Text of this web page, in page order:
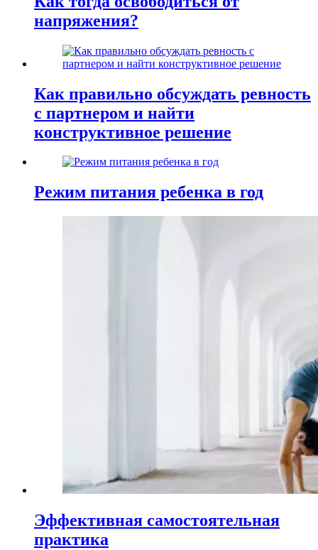
напряжения?
Как правильно обсуждать ревность
с партнером и найти
конструктивное решение
Режим питания ребенка в год
Эффективная самостоятельная
практика